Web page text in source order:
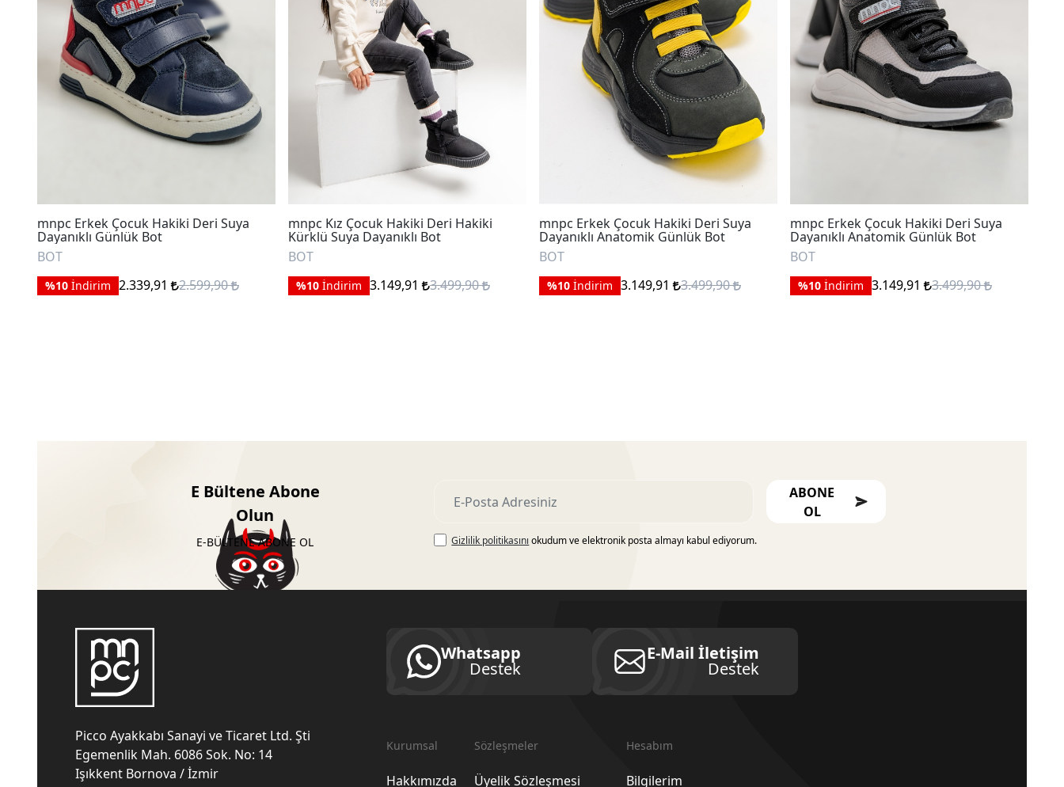
mnpc Erkek Çocuk Hakiki Deri Suya
Dayanıklı Günlük Bot
BOT
%10 İndirim 2.339,91 2.599,90
mnpc Kız Çocuk Hakiki Deri Hakiki
Kürklü Suya Dayanıklı Bot
BOT
%10 İndirim 3.149,91 3.499,90
mnpc Erkek Çocuk Hakiki Deri Suya
Dayanıklı Anatomik Günlük Bot
BOT
%10 İndirim 3.149,91 3.499,90
mnpc Erkek Çocuk Hakiki Deri Suya
Dayanıklı Anatomik Günlük Bot
BOT
%10 İndirim 3.149,91 3.499,90
E Bültene Abone
Olun
E-BÜLTENE ABONE OL
ABONE
OL
Gizlilik politikasını okudum ve elektronik posta almayı kabul ediyorum.
Picco Ayakkabı Sanayi ve Ticaret Ltd. Şti
Egemenlik Mah. 6086 Sok. No: 14
Işıkkent Bornova / İzmir
Whatsapp
Destek
E-Mail İletişim
Destek
Kurumsal
Hakkımızda
Sözleşmeler
Üyelik Sözleşmesi
Hesabım
Bilgilerim